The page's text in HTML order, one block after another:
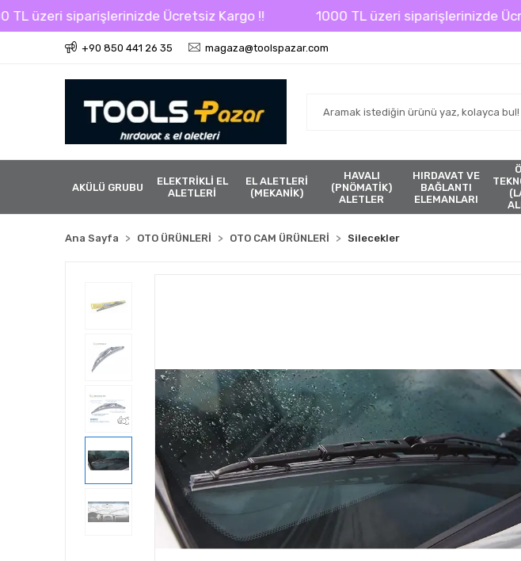
siparişlerinizde Ücretsiz Kargo !! 1000 TL üzeri siparişlerinizde Ücretsiz
+90 850 441 26 35 magaza@toolspazar.com
AKÜLÜ GRUBU
ELEKTRİKLİ EL
ALETLERİ
EL ALETLERİ
(MEKANİK)
HAVALI
(PNÖMATİK)
ALETLER
HIRDAVAT VE
BAĞLANTI
ELEMANLARI
Ana Sayfa OTO ÜRÜNLERİ OTO CAM ÜRÜNLERİ Silecekler